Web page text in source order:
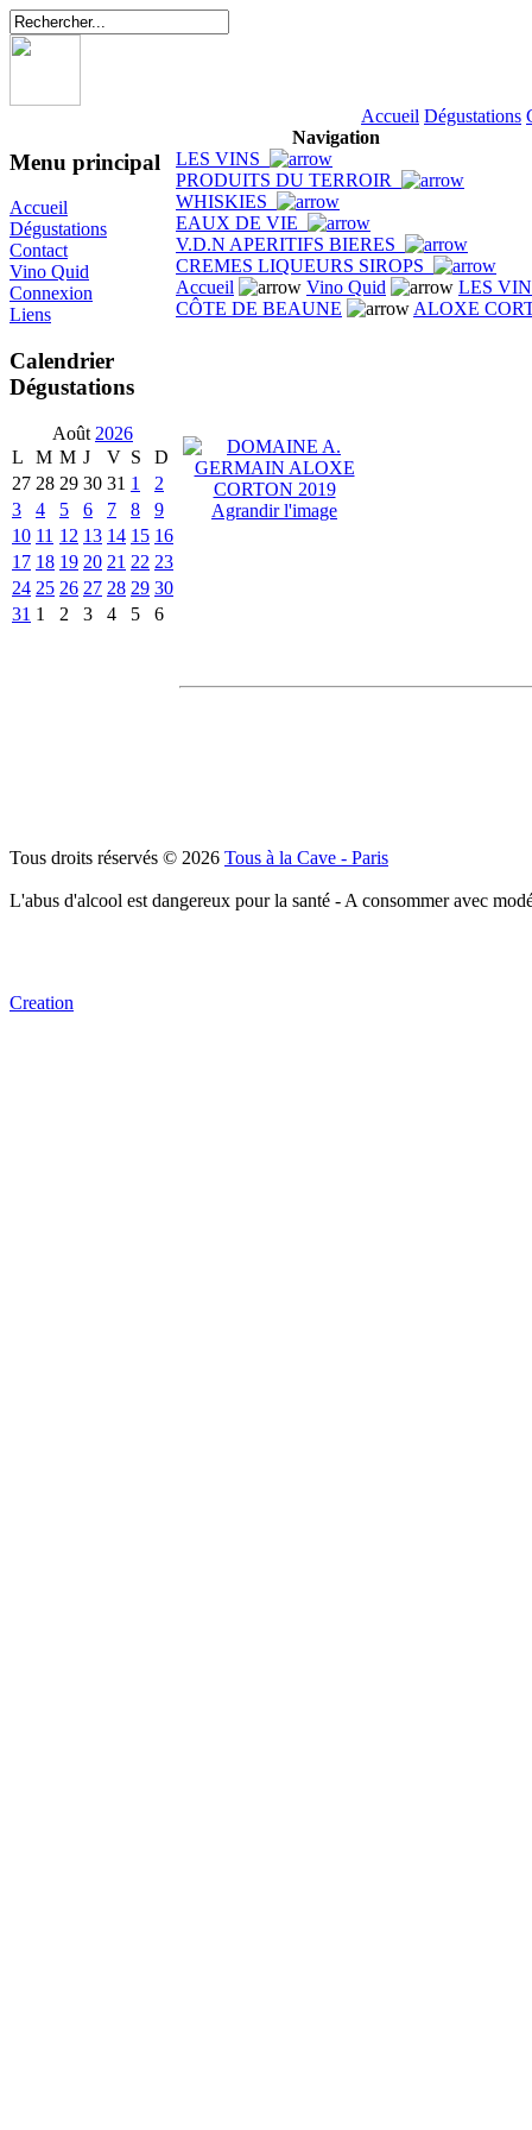
Accueil Dégustations
Menu principal
Accueil
Dégustations
Contact
Vino Quid
Connexion
Liens
Calendrier
Dégustations
Août 2026
L
M M J V S
D
27 28 29 30 31 1
2
3
4 5 6 7 8
9
10 11 12 13 14 15 16
17 18 19 20 21 22 23
24 25 26 27 28 29 30
31 1 2 3 4 5 6
Navigation
LES VINS
PRODUITS DU TERROIR
WHISKIES
EAUX DE VIE
V.D.N APERITIFS BIERES
CREMES LIQUEURS SIROPS
Accueil
Vino Quid
LES
CÔTE DE BEAUNE
ALOXE
Agrandir l'image
Tous droits réservés © 2026 Tous à la Cave - Paris
L'abus d'alcool est dangereux pour la santé - A consommer avec
Creation